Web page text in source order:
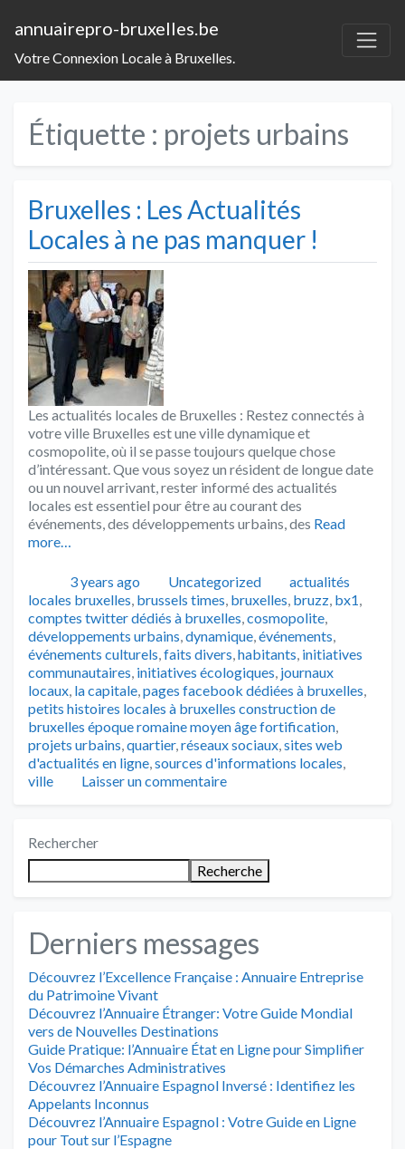
annuairepro-bruxelles.be
Votre Connexion Locale à Bruxelles.
Étiquette : projets urbains
Bruxelles : Les Actualités
Locales à ne pas manquer !
Les actualités locales de Bruxelles : Restez connectés à
votre ville Bruxelles est une ville dynamique et
cosmopolite, où il se passe toujours quelque chose
d’intéressant. Que vous soyez un résident de longue date
ou un nouvel arrivant, rester informé des actualités
locales est essentiel pour être au courant des
événements, des développements urbains, des Read
more…
Publié3 years ago Catégories
Uncategorized Tags
actualités
locales bruxelles, brussels times, bruxelles, bruzz, bx1,
comptes twitter dédiés à bruxelles,cosmopolite,
développements urbains,dynamique,événements,
événements culturels,faits divers,habitants, initiatives
communautaires, initiatives écologiques, journaux
locaux, la capitale,pages facebook dédiées à bruxelles,
petits histoires locales à bruxelles construction de
bruxelles époque romaine moyen âge fortification,
projets urbains,quartier,réseaux sociaux,sites web
d'actualités en ligne,sources d'informations locales,
ville
Laisser un commentaire
Rechercher
Recherche
Derniers messages
Découvrez l’Excellence Française : Annuaire Entreprise
du Patrimoine Vivant
Découvrez l’Annuaire Étranger: Votre Guide Mondial
vers de Nouvelles Destinations
Guide Pratique: l’Annuaire État en Ligne pour Simplifier
Vos Démarches Administratives
Découvrez l’Annuaire Espagnol Inversé : Identifiez les
Appelants Inconnus
Découvrez l’Annuaire Espagnol : Votre Guide en Ligne
pour Tout sur l’Espagne